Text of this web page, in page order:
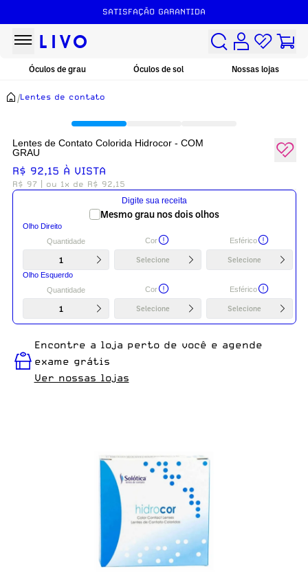
SATISFAÇÃO GARANTIDA
Óculos de grau Óculos de sol Nossas lojas
/Lentes de contato
Lentes de Contato Colorida Hidrocor - COM
GRAU
R$ 92,15 À VISTA
R$ 97| ou 1x de R$ 92,15
Digite sua receita
Mesmo grau nos dois olhos
Olho Direito
Quantidade
1
Cor
Selecione
Esférico
Selecione
Olho Esquerdo
Quantidade
1
Cor
Selecione
Esférico
Selecione
Encontre a loja perto de você e agende
exame grátis
Ver nossas lojas